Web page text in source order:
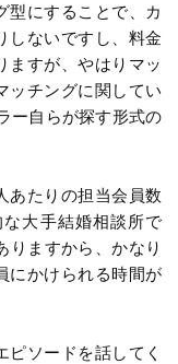
型にすることで、カ
しないですし、料金
ますが、やはりマッ
ッチングに関してい
ー自らが探す形式の
あたりの担当会員数
大手結婚相談所で
りますから、かなり
にかけられる時間が
ピソードを話してく